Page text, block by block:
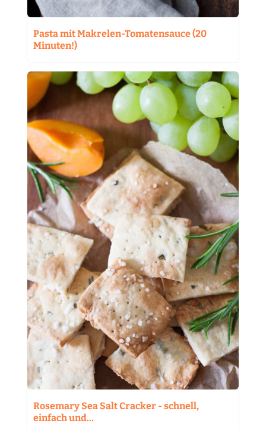
Pasta mit Makrelen-Tomatensauce (20
Minuten!)
Rosemary Sea Salt Cracker - schnell,
einfach und…